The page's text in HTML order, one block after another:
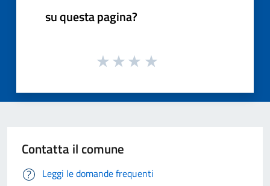
su questa pagina?
Contatta il comune
Leggi le domande frequenti